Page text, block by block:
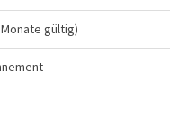
gültig)